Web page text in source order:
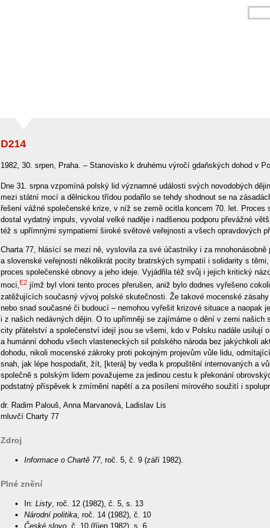
D214
1982, 30. srpen, Praha. – Stanovisko k druhému výročí gdaňských dohod v
Dne 31. srpna vzpomíná polský lid významné události svých novodobých
mezi státní mocí a dělnickou třídou podařilo se tehdy shodnout se na
řešení vážné společenské krize, v níž se země ocitla koncem 70. let. Proces
dostal vydatný impuls, vyvolal velké naděje i nadšenou podporu převážné
též s upřímnými sympatiemi široké světové veřejnosti a všech opravdových
Charta 77, hlásící se mezi ně, vyslovila za své účastníky i za mnohonásobně
a slovenské veřejnosti několikrát pocity bratrských sympatií i solidarity s
proces společenské obnovy a jeho ideje. Vyjádřila též svůj i jejich kritický
moci, E2 jímž byl vloni tento proces přerušen, aniž bylo dodnes vyřešeno
zatěžujících současný vývoj polské skutečnosti. Že takové mocenské
nebo snad současné či budoucí – nemohou vyřešit krizové situace a naopak
i z našich nedávných dějin. O to upřímněji se zajímáme o dění v zemi našich
city přátelství a společenství idejí jsou se všemi, kdo v Polsku nadále usilují
a humánní dohodu všech vlasteneckých sil polského národa bez jakýchkoli
dohodu, nikoli mocenské zákroky proti pokojným projevům vůle lidu,
snah, jak lépe hospodařit, žít, [která] by vedla k propuštění internovaných a
společně s polským lidem považujeme za jedinou cestu k překonání
podstatný příspěvek k zmírnění napětí a za posílení mírového soužití i
dr. Radim Palouš, Anna Marvanová, Ladislav Lis
mluvčí Charty 77
Zdroj
Informace o Chartě 77, roč. 5, č. 9 (září 1982).
Plné znění
In: Listy , roč. 12 (1982), č. 5, s. 13
Národní politika , roč. 14 (1982), č. 10
České slovo , č. 10 (říjen 1982), s. 6.